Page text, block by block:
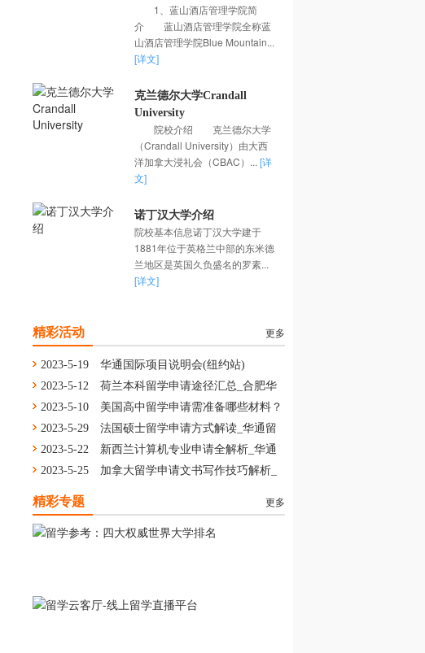
1、蓝山酒店管理学院简
介 蓝山酒店管理学院全称蓝
山酒店管理学院Blue Mountain...
[详文]
克兰德尔大学Crandall
University
院校介绍 克兰德尔大学
（Crandall University）由大西
洋加拿大浸礼会（CBAC）... [详
文]
诺丁汉大学介绍
院校基本信息诺丁汉大学建于
1881年位于英格兰中部的东米德
兰地区是英国久负盛名的罗素...
[详文]
精彩活动 更多
2023-5-19
华通国际项目说明会(纽约站)
2023-5-12
荷兰本科留学申请途径汇总_合肥华
通留学
2023-5-10
美国高中留学申请需准备哪些材料？
舟山华通留学
2023-5-29
法国硕士留学申请方式解读_华通留
学
2023-5-22
新西兰计算机专业申请全解析_华通
留学
2023-5-25
加拿大留学申请文书写作技巧解析_
华通留学
精彩专题 更多